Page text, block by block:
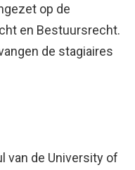
op de
en Bestuursrecht.
de stagiaires
van de University of